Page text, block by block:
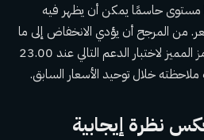
أمريكيًا مستوى حاسمًا يمكن أن يظهر فيه
من المرجح أن يؤدي الانخفاض إلى ما
دون هذه النقطة إلى دفع الرمز المميز لاختبار الدعم التالي عند 23.00
خلال توحيد الأسعار السابق.
نظرة إيجابية